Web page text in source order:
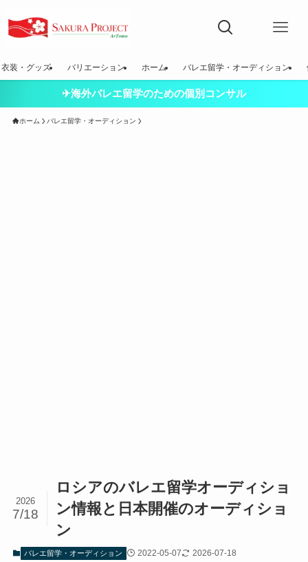
衣装・グッズ バリエーション ホーム バレエ留学・オーディション
✈海外バレエ留学のための個別コンサル
ホーム バレエ留学・オーディション
ロシアのバレエ留学オーディショ
ン情報と日本開催のオーディショ
ン
2026
7/18
バレエ留学・オーディション 2022-05-07 2026-07-18